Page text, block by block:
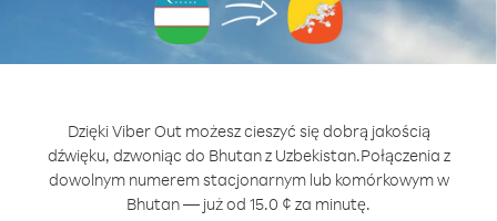
Dzięki Viber Out możesz cieszyć się dobrą jakością
dźwięku, dzwoniąc do Bhutan z Uzbekistan.Połączenia z
dowolnym numerem stacjonarnym lub komórkowym w
Bhutan — już od 15.0 ¢ za minutę.